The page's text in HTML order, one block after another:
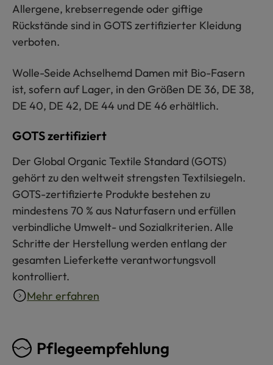
Allergene, krebserregende oder giftige
Rückstände sind in GOTS zertifizierter Kleidung
verboten.
Wolle-Seide Achselhemd Damen mit Bio-Fasern
ist, sofern auf Lager, in den Größen DE 36, DE 38,
DE 40, DE 42, DE 44 und DE 46 erhältlich.
GOTS zertifiziert
Der Global Organic Textile Standard (GOTS)
gehört zu den weltweit strengsten Textilsiegeln.
GOTS-zertifizierte Produkte bestehen zu
mindestens 70 % aus Naturfasern und erfüllen
verbindliche Umwelt- und Sozialkriterien. Alle
Schritte der Herstellung werden entlang der
gesamten Lieferkette verantwortungsvoll
kontrolliert.
Mehr erfahren
Pflegeempfehlung